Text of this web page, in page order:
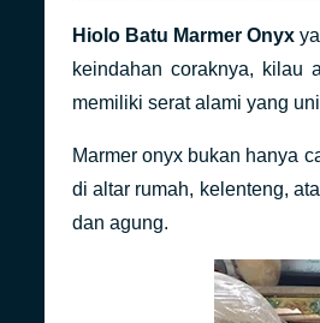
Hiolo Batu Marmer Onyx
keindahan coraknya, kilau
memiliki serat alami yang
Marmer onyx bukan hanya
di altar rumah, kelenteng,
dan agung.